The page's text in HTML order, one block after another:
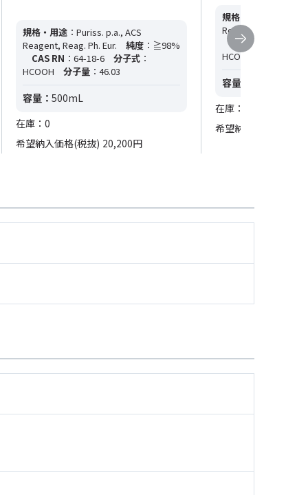
規格・用途 ：Puriss. p.a., ACS
Reagent, Reag. Ph. Eur.
純度 ：≧98%
CAS RN ：64-18-6 分子式 ：
HCOOH
分子量 ：46.03
容量： 500mL
在庫：0
希望納入価格(税抜) 20,200円
規格・用途
Reagent, Reag. Ph.
CAS RN
HCOOH
容量：
在庫：0
希望納入価格(税抜)